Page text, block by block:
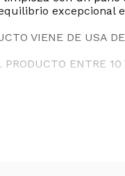
excepcional
VIENE DE USA
PRODUCTO ENTRE